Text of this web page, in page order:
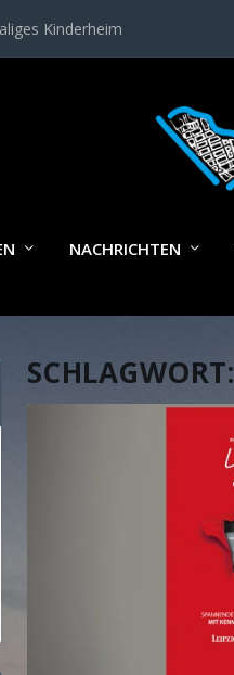
Kinderheim
NACHRICHTEN
SCHLAGWORT: